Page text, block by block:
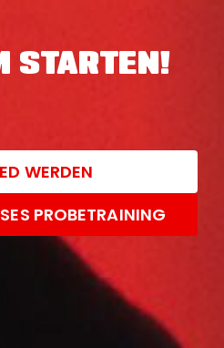
STARTEN!
WERDEN
PROBETRAINING